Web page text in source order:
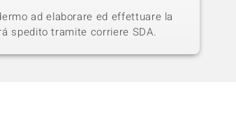
ad elaborare ed effettuare la
spedito tramite corriere SDA.